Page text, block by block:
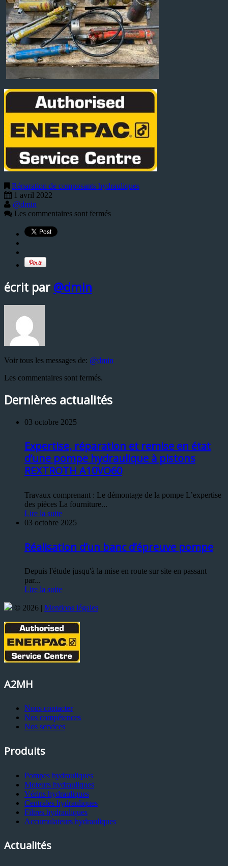
Réparation de composants hydrauliques
1 avril 2022
@dmin
Les commentaires sont fermés
écrit par @dmin
Voir tous les messages de: @dmin
Les commentaires sont fermés.
Dernières actualités
03 octobre 2025
Expertise, réparation et remise en état
d’une pompe hydraulique à pistons
REXTROTH A10VO60
Travaux comprenant : Le démontage de la pompe L’expertise
des pièces La fourniture...
Lire la suite
03 octobre 2025
Réalisation d’un banc d’épreuve pompe
Depuis l'étude jusqu'à la mise en route sur site en passant
par...
Lire la suite
© 2026 | Mentions légales
A2MH
Nous contacter
Nos compétences
Nos services
Produits
Pompes hydrauliques
Moteurs hydrauliques
Vérins hydrauliques
Centrales hydrauliques
Filtres hydrauliques
Accumulateurs hydrauliques
Actualités